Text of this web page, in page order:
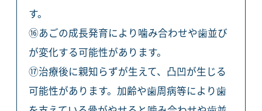
す。
⑯あごの成長発育により噛み合わせや歯並び
が変化する可能性があります。
⑰治療後に親知らずが生えて、凸凹が生じる
可能性があります。加齢や歯周病等により歯